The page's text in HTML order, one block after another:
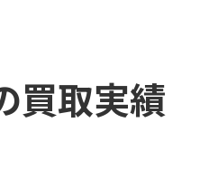
買取実績